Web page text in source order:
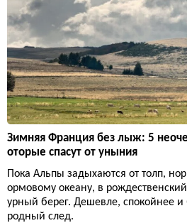
Зимняя Франция без лыж: 5
оторые спасут от уныния
Пока Альпы задыхаются от толп,
ормовому океану, в
урный берег. Дешевле, спокойнее и
родный след.